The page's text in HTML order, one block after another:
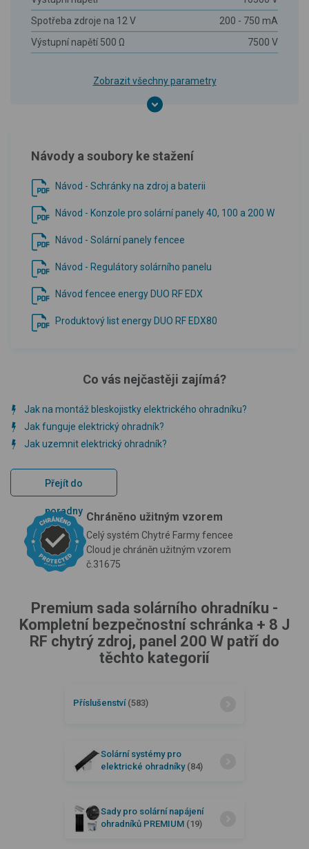
Spotřeba zdroje na 12 V
200 - 750 mA
Výstupní napětí 500 Ω
7500 V
Zobrazit všechny parametry
Návody a soubory ke stažení
Návod - Schránky na zdroj a baterii
Návod - Konzole pro solární panely 40, 100 a 200 W
Návod - Solární panely fencee
Návod - Regulátory solárního panelu
Návod fencee energy DUO RF EDX
Produktový list energy DUO RF EDX80
Co vás nejčastěji zajímá?
Jak na montáž bleskojistky elektrického ohradníku?
Jak funguje elektrický ohradník?
Jak uzemnit elektrický ohradník?
Přejít do
poradny Chráněno užitným vzorem
Celý systém Chytré Farmy fencee
Cloud je chráněn užitným vzorem
č.31675
Premium sada solárního ohradníku -
Kompletní bezpečnostní schránka + 8 J
RF chytrý zdroj, panel 200 W patří do
těchto kategorií
Příslušenství (583)
Solární systémy pro
elektrické ohradníky (84)
Sady pro solární napájení
ohradníků PREMIUM (19)